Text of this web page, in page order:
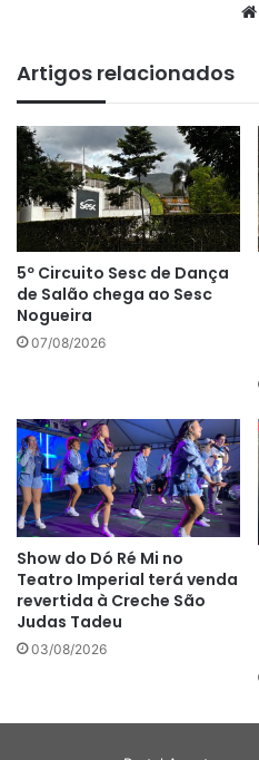
Artigos relacionados
5º Circuito Sesc de Dança
de Salão chega ao Sesc
Nogueira
07/08/2026
Show do Dó Ré Mi no
Teatro Imperial terá venda
revertida à Creche São
Judas Tadeu
03/08/2026